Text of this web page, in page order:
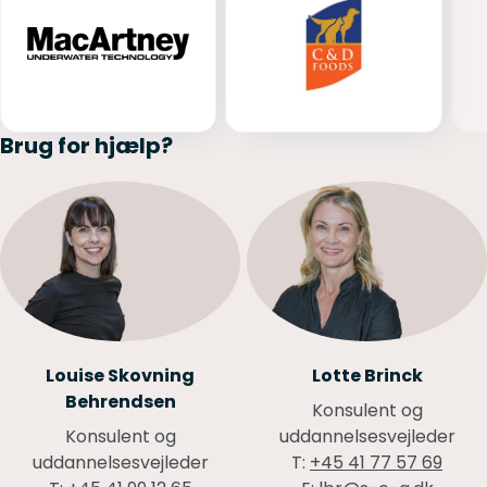
Brug for hjælp?
Louise Skovning
Behrendsen
Konsulent og
uddannelsesvejleder
Lotte Brinck
Konsulent og
uddannelsesvejleder
T: +45 41 77 57 69